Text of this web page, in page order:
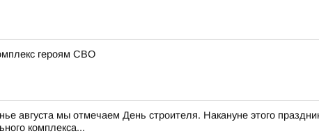
героям СВО
августа мы отмечаем День строителя. Накануне этого
комплекса...